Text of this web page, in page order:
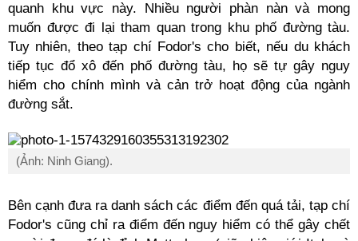
quanh khu vực này. Nhiều người phàn nàn và mong
muốn được đi lại tham quan trong khu phố đường tàu.
Tuy nhiên, theo tạp chí Fodor's cho biết, nếu du khách
tiếp tục đổ xô đến phố đường tàu, họ sẽ tự gây nguy
hiểm cho chính mình và cản trở hoạt động của ngành
đường sắt.
(Ảnh: Ninh Giang).
Bên cạnh đưa ra danh sách các điểm đến quá tải, tạp chí
Fodor's cũng chỉ ra điểm đến nguy hiểm có thể gây chết